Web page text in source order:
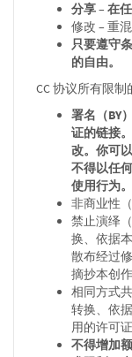
分享 – 在
修改 – 重
只要遵守
的自由。
CC 协议所有限制
署名（BY
证的链接
改。你可
不得以任
使用行为。
非商业性
禁止演绎
换、依据
散布经过
摘抄本创
相同方式
转换、依
用的许可
不得增加